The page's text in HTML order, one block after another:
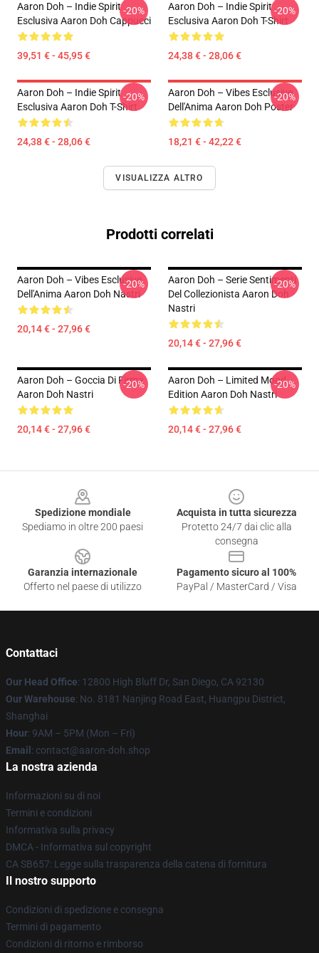
Aaron Doh – Indie Spirit
Esclusiva Aaron Doh Cappucci
39,51 € - 45,95 €
-20%
Aaron Doh – Indie Spirit
Esclusiva Aaron Doh T-Shirt
24,38 € - 28,06 €
-20%
Aaron Doh – Indie Spirit
Esclusiva Aaron Doh T-Shirt
24,38 € - 28,06 €
-20%
Aaron Doh – Vibes Esclusive
Dell'Anima Aaron Doh Poster
18,21 € - 42,22 €
-20%
VISUALIZZA ALTRO
Prodotti correlati
Aaron Doh – Vibes Esclusive
Dell'Anima Aaron Doh Nastri
20,14 € - 27,96 €
-20%
Aaron Doh – Serie Sentimenti
Del Collezionista Aaron Doh
Nastri
20,14 € - 27,96 €
-20%
Aaron Doh – Goccia Di Firma
Aaron Doh Nastri
20,14 € - 27,96 €
-20%
Aaron Doh – Limited Mood
Edition Aaron Doh Nastri
20,14 € - 27,96 €
-20%
Spedizione mondiale
Spediamo in oltre 200 paesi
Acquista in tutta sicurezza
Protetto 24/7 dai clic alla
consegna
Garanzia internazionale
Offerto nel paese di utilizzo
Pagamento sicuro al 100%
PayPal / MasterCard / Visa
Contattaci
Our Head Office: 12800 High Bluff Dr, San Diego, CA 92130
Our Warehouse: No. 8181 Nanjing Road East, Huangpu District,
Shanghai
Hour: 9AM – 5PM (Mon – Fri)
Email : contact@aaron-doh.shop
La nostra azienda
Informazioni su di noi
Termini e condizioni
Informativa sulla privacy
DMCA - Informativa sul copyright
CA SB657: Legge sulla trasparenza della catena di fornitura
Il nostro supporto
Condizioni di spedizione e consegna
Termini di pagamento
Condizioni di ritorno e rimborso